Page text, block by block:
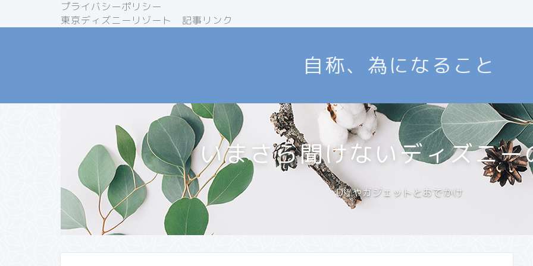
プライバシーポリシー
東京ディズニーリゾート 記事リンク
自称、為になること
いまさら聞けないディズニー
DIYやガジェットとおでかけ